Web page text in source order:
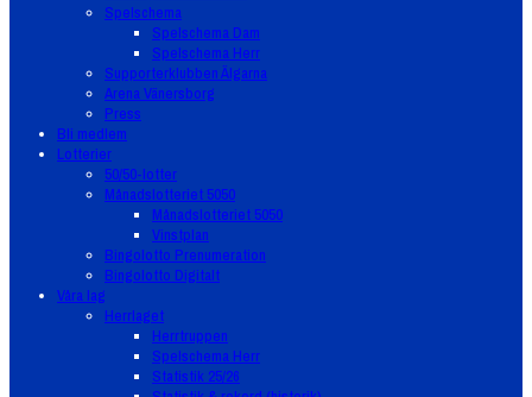
Spelschema
Spelschema Dam
Spelschema Herr
Supporterklubben Älgarna
Arena Vänersborg
Press
Bli medlem
Lotterier
50/50-lotter
Månadslotteriet 5050
Månadslotteriet 5050
Vinstplan
Bingolotto Prenumeration
Bingolotto Digitalt
Våra lag
Herrlaget
Herrtruppen
Spelschema Herr
Statistik 25/26